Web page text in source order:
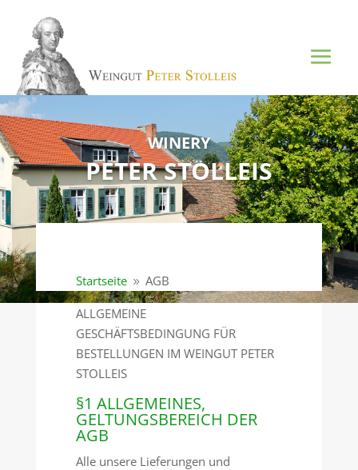
WINERY
PETER STOLLEIS
Startseite 9 AGB
ALLGEMEINE
GESCHÄFTSBEDINGUNG FÜR
BESTELLUNGEN IM WEINGUT PETER
STOLLEIS
§1 ALLGEMEINES,
GELTUNGSBEREICH DER
AGB
Alle unsere Lieferungen und